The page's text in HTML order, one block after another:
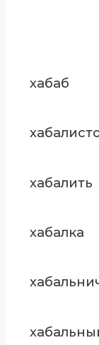
хабаб
хабалить
хабалка